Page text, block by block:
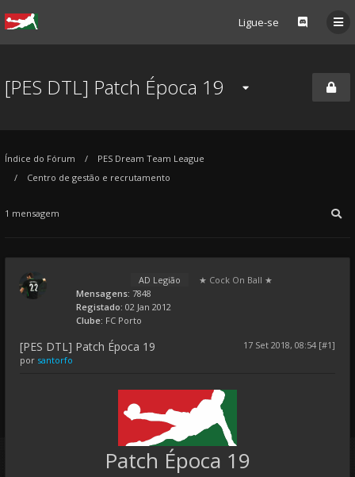
Ligue-se
[PES DTL] Patch Época 19
Índice do Fórum
PES Dream Team League
Centro de gestão e recrutamento
1 mensagem
AD Legião
★ Cock On Ball ★
Mensagens: 7848
Registado: 02 Jan 2012
Clube: FC Porto
[PES DTL] Patch Época 19
17 Set 2018, 08:54 [#1]
por santorfo
Patch Época 19